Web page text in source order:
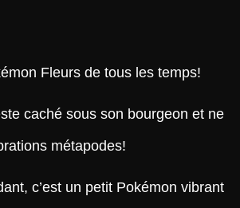
Fleurs de tous les temps!
caché sous son bourgeon et ne
métapodes!
c’est un petit Pokémon vibrant